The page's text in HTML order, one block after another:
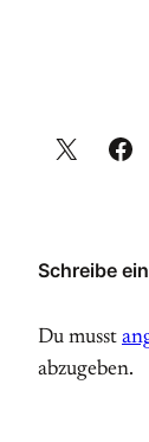
Schreibe
Du musst
abzugeben.